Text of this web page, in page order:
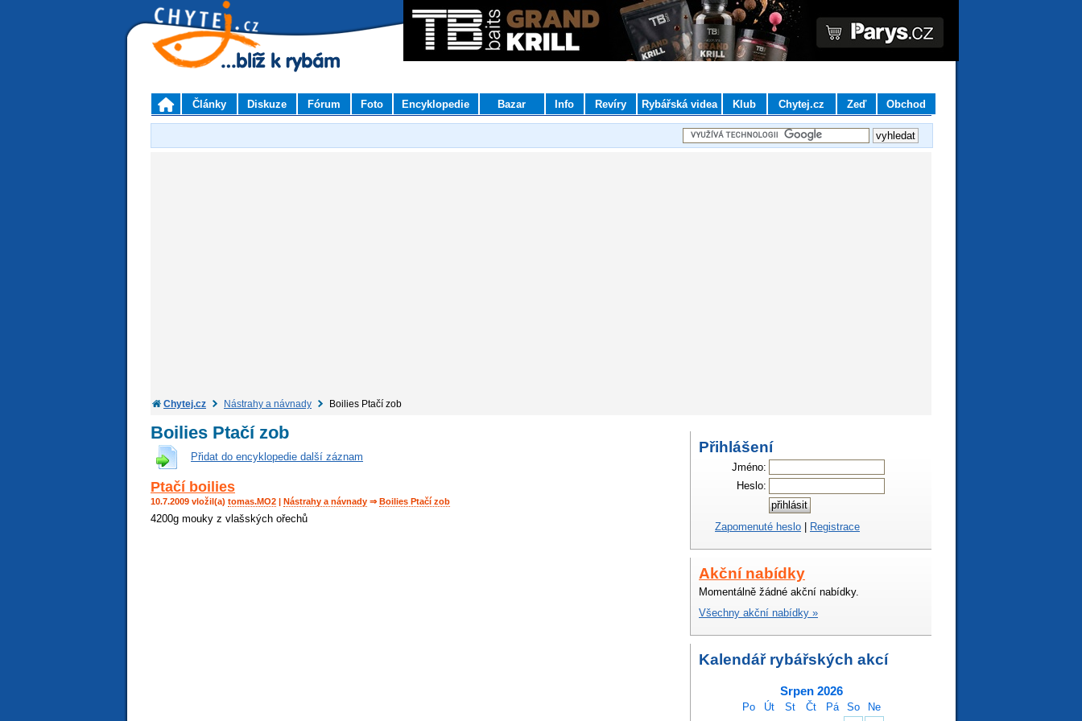
Články Diskuze Fórum Foto Encyklopedie Bazar Info Revíry Rybářská videa Klub Chytej.cz Zeď Obchod
Chytej.cz Nástrahy a návnady Boilies Ptačí zob
Boilies Ptačí zob
Přidat do encyklopedie další záznam
Ptačí boilies
10.7.2009 vložil(a) tomas.MO2 Nástrahy a návnady ⇒ Boilies Ptačí zob
4200g mouky z vlašských ořechů
Přihlášení
Jméno:
Heslo:
Zapomenuté heslo | Registrace
Akční nabídky
Momentálně žádné akční nabídky.
Všechny akční nabídky »
Kalendář rybářských akcí
Srpen 2026
Po Út St Čt Pá So
Ne